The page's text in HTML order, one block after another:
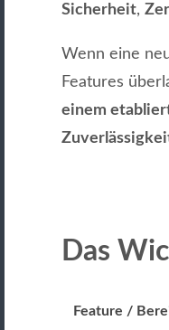
Sicherheit,
Wenn eine
Features
einem
Das
Feature /